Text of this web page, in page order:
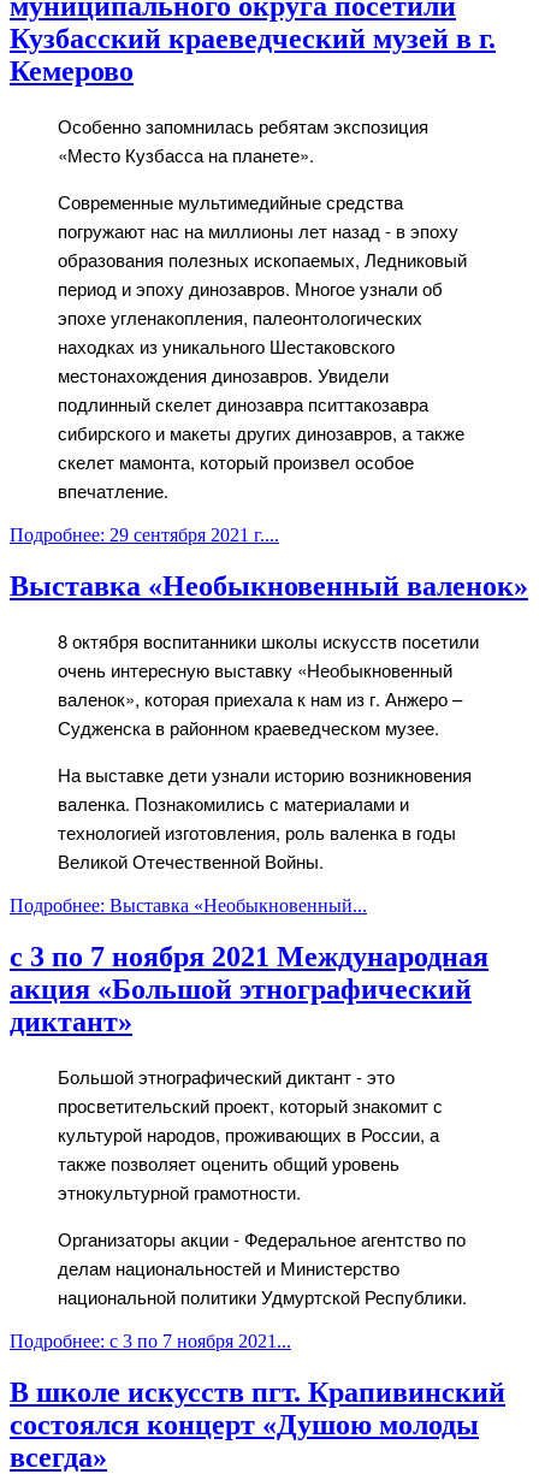
муниципального округа посетили
Кузбасский краеведческий музей в г.
Кемерово
Особенно запомнилась ребятам экспозиция
«Место Кузбасса на планете».
Современные мультимедийные средства
погружают нас на миллионы лет назад - в эпоху
образования полезных ископаемых, Ледниковый
период и эпоху динозавров. Многое узнали об
эпохе угленакопления, палеонтологических
находках из уникального Шестаковского
местонахождения динозавров. Увидели
подлинный скелет динозавра пситтакозавра
сибирского и макеты других динозавров, а также
скелет мамонта, который произвел особое
впечатление.
Подробнее: 29 сентября 2021 г....
Выставка «Необыкновенный валенок»
8 октября воспитанники школы искусств посетили
очень интересную выставку «Необыкновенный
валенок», которая приехала к нам из г. Анжеро –
Судженска в районном краеведческом музее.
На выставке дети узнали историю возникновения
валенка. Познакомились с материалами и
технологией изготовления, роль валенка в годы
Великой Отечественной Войны.
Подробнее: Выставка «Необыкновенный...
с 3 по 7 ноября 2021 Международная
акция «Большой этнографический
диктант»
Большой этнографический диктант - это
просветительский проект, который знакомит с
культурой народов, проживающих в России, а
также позволяет оценить общий уровень
этнокультурной грамотности.
Организаторы акции - Федеральное агентство по
делам национальностей и Министерство
национальной политики Удмуртской Республики.
Подробнее: с 3 по 7 ноября 2021...
В школе искусств пгт. Крапивинский
состоялся концерт «Душою молоды
всегда»